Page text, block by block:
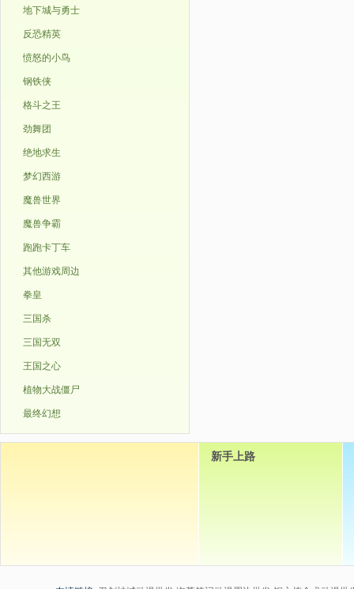
地下城与勇士
反恐精英
愤怒的小鸟
钢铁侠
格斗之王
劲舞团
绝地求生
梦幻西游
魔兽世界
魔兽争霸
跑跑卡丁车
其他游戏周边
拳皇
三国杀
三国无双
王国之心
植物大战僵尸
最终幻想
新手上路